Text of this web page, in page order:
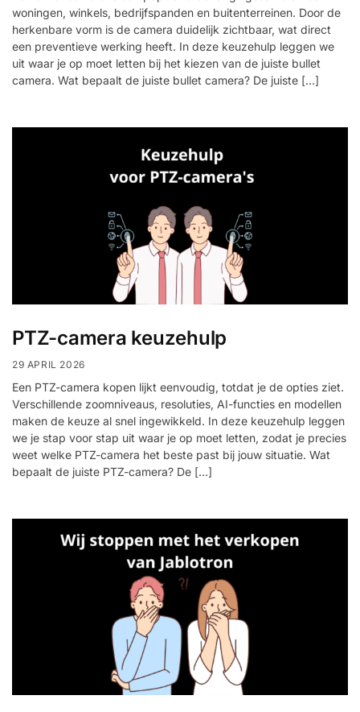
woningen, winkels, bedrijfspanden en buitenterreinen. Door de
herkenbare vorm is de camera duidelijk zichtbaar, wat direct
een preventieve werking heeft. In deze keuzehulp leggen we
uit waar je op moet letten bij het kiezen van de juiste bullet
camera. Wat bepaalt de juiste bullet camera? De juiste […]
PTZ-camera keuzehulp
29 APRIL 2026
Een PTZ-camera kopen lijkt eenvoudig, totdat je de opties ziet.
Verschillende zoomniveaus, resoluties, AI-functies en modellen
maken de keuze al snel ingewikkeld. In deze keuzehulp leggen
we je stap voor stap uit waar je op moet letten, zodat je precies
weet welke PTZ-camera het beste past bij jouw situatie. Wat
bepaalt de juiste PTZ-camera? De […]